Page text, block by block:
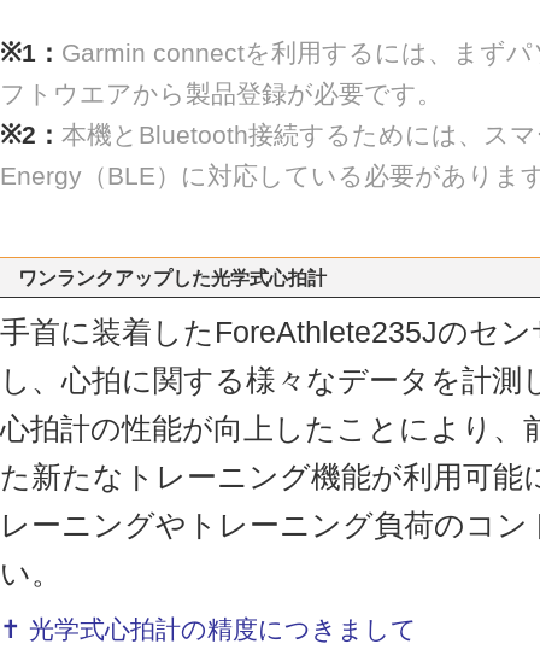
※1： Garmin connectを利用するには、まず
フトウエアから製品登録が必要です。
※2： 本機とBluetooth接続するためには、ス
Energy（BLE）に対応している必要がありま
ワンランクアップした光学式心拍計
手首に装着したForeAthlete235Jのセ
し、心拍に関する様々なデータを計測
心拍計の性能が向上したことにより、
た新たなトレーニング機能が利用可能
レーニングやトレーニング負荷のコ
い。
✝ 光学式心拍計の精度につきまして